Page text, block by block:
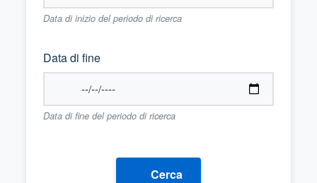
Data di inizio del periodo di ricerca
Data di fine
Data di fine del periodo di ricerca
Cerca